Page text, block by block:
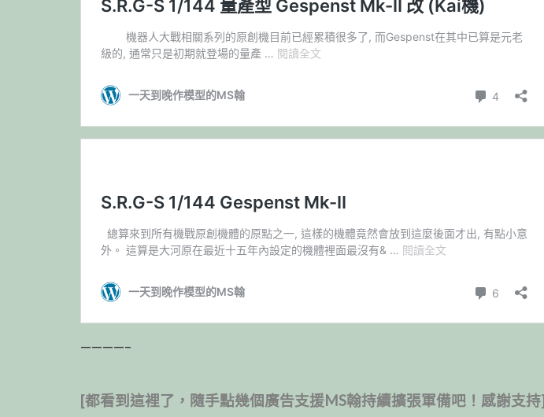
————–
[都看到這裡了，隨手點幾個廣告支援MS翰持續擴張軍備吧！感謝支持]